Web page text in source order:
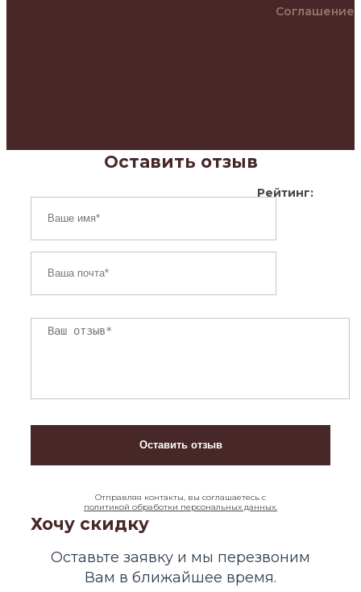
Соглашение
Оставить отзыв
Рейтинг:
Отправляя контакты, вы соглашаетесь с
политикой обработки персональных данных.
Хочу скидку
Оставьте заявку и мы перезвоним
Вам в ближайшее время.